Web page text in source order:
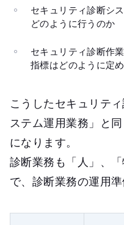
セキュリティ診断シ
どのように行うのか
セキュリティ診断作
指標はどのように定
こうしたセキュリテ
ステム運用業務」と
になります。
診断業務も「人」、
で、診断業務の運用